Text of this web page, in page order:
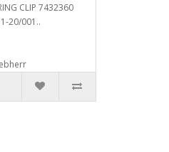
CLIP 7432360
20/001..